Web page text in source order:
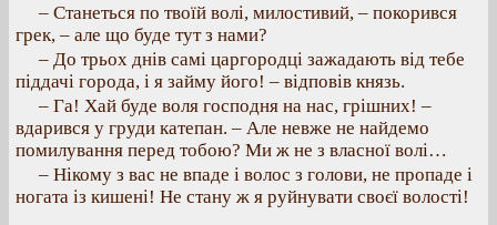
– Станеться по твоїй волі, милостивий, – покорився
грек, – але що буде тут з нами?
– До трьох днів самі царгородці зажадають від тебе
піддачі города, і я займу його! – відповів князь.
– Га! Хай буде воля господня на нас, грішних! –
вдарився у груди катепан. – Але невже не найдемо
помилування перед тобою? Ми ж не з власної волі…
– Нікому з вас не впаде і волос з голови, не пропаде і
ногата із кишені! Не стану ж я руйнувати своєї волості!